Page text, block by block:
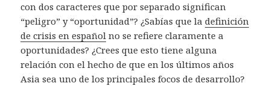
con dos caracteres que por separado significan
“peligro” y “oportunidad”? ¿Sabías que ladefinición
de crisis en español no se refiere claramente a
oportunidades? ¿Crees que esto tiene alguna
relación con el hecho de que en los últimos años
Asia sea uno de los principales focos de desarrollo?